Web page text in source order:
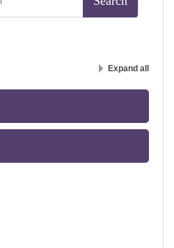
Expand all